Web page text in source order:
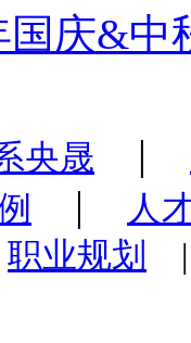
国庆&中
央晟 |
|
人
职业规划